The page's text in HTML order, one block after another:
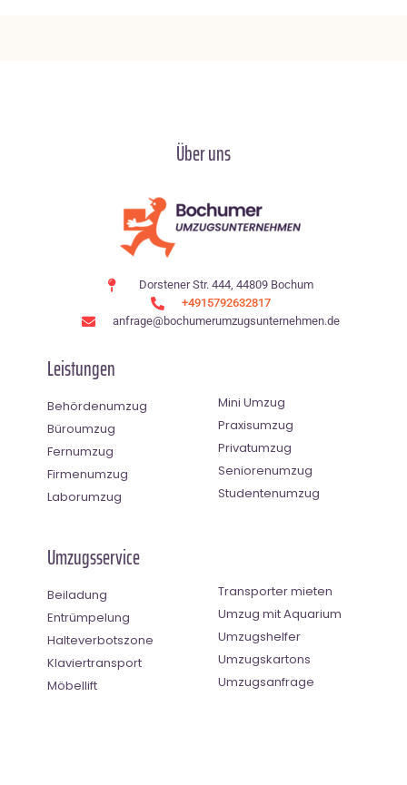
Über uns
Dorstener Str. 444, 44809 Bochum
+4915792632817
anfrage@bochumerumzugsunternehmen.de
Leistungen
Behördenumzug
Büroumzug
Fernumzug
Firmenumzug
Laborumzug
Mini Umzug
Praxisumzug
Privatumzug
Seniorenumzug
Studentenumzug
Umzugsservice
Beiladung
Entrümpelung
Halteverbotszone
Klaviertransport
Möbellift
Transporter mieten
Umzug mit Aquarium
Umzugshelfer
Umzugskartons
Umzugsanfrage